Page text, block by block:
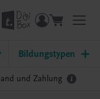
FS LW/LWBF
Bildungstypen
und Zahlung